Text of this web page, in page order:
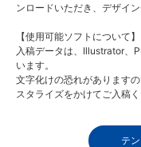
ンロードいただき、デザイ
【使用可能ソフトについて】
入稿データは、Illustrator、
います。
文字化けの恐れがあります
スタライズをかけてご入稿く
テ